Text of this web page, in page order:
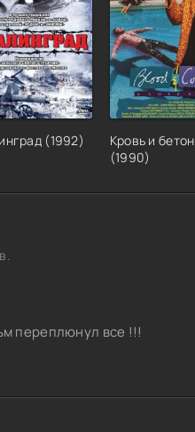
(1992)
Кровь и бетон
(1990)
переплюнул все !!!